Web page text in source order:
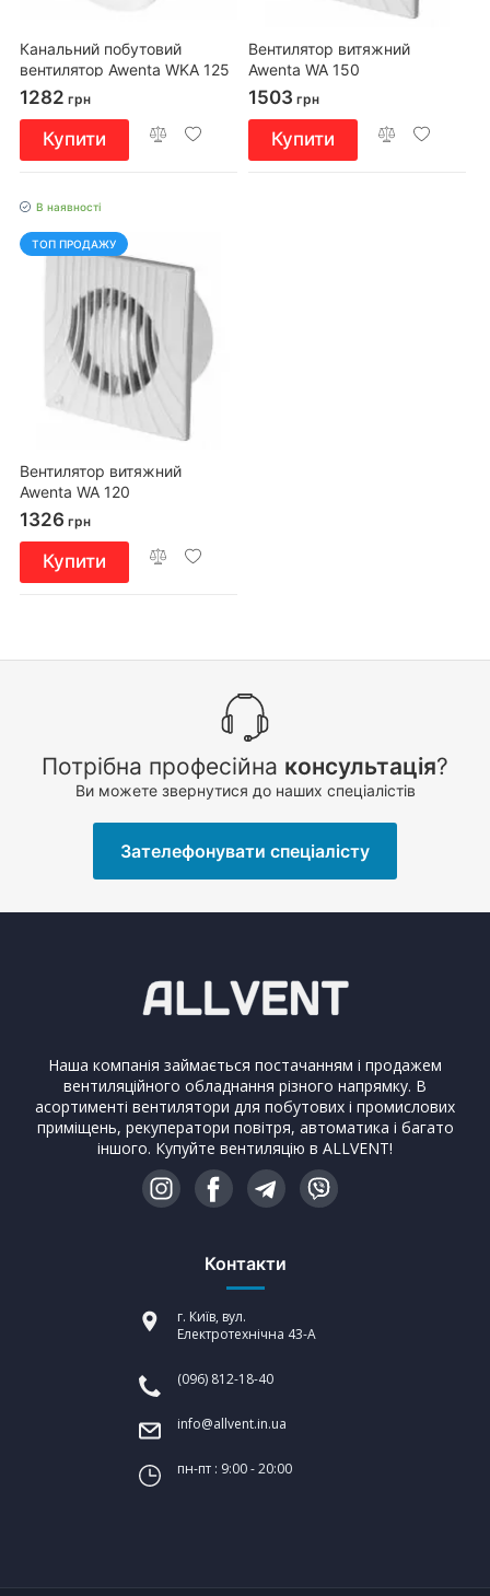
Канальний побутовий
вентилятор Awenta WKA 125
turbo
1282 грн
Купити
Вентилятор витяжний
Awenta WA 150
1503 грн
Купити
В наявності
ТОП ПРОДАЖУ
Вентилятор витяжний
Awenta WA 120
1326 грн
Купити
Потрібна професійна консультація?
Ви можете звернутися до наших спеціалістів
Зателефонувати спеціалісту
Наша компанія займається постачанням і продажем
вентиляційного обладнання різного напрямку. В
асортименті вентилятори для побутових і промислових
приміщень, рекуператори повітря, автоматика і багато
іншого. Купуйте вентиляцію в ALLVENT!
Контакти
г. Київ, вул.
Електротехнічна 43-А
(096) 812-18-40
info@allvent.in.ua
пн-пт : 9:00 - 20:00